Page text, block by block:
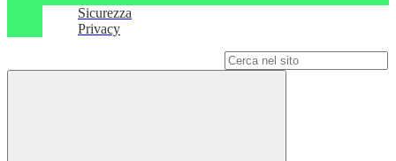
Sicurezza
Privacy